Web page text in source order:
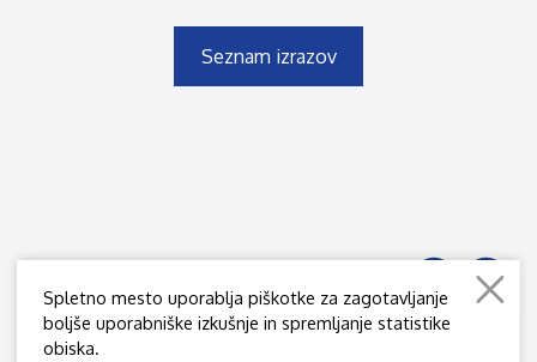
Seznam izrazov
Spletno mesto uporablja piškotke za zagotavljanje
boljše uporabniške izkušnje in spremljanje statistike
obiska.